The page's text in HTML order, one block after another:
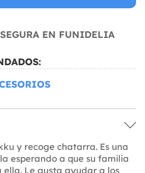
EN FUNIDELIA
y recoge chatarra. Es una
esperando a que su familia
Le gusta ayudar a los